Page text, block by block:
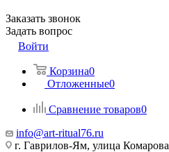
Заказать звонок
Задать вопрос
Войти
Корзина0
Отложенные0
Сравнение товаров0
info@art-ritual76.ru
г. Гаврилов-Ям, улица Комарова